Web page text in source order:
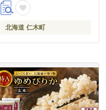
北海道 仁木町